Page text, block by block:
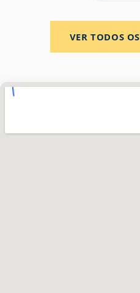
VER TODOS OS